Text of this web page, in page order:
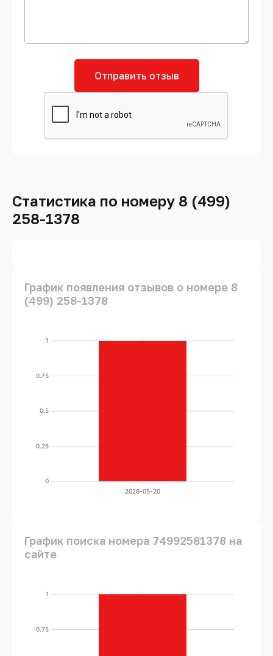
Отправить отзыв
Статистика по номеру 8 (499)
258-1378
График появления отзывов о номере 8
(499) 258-1378
0
0.25
0.5
0.75
1
2026-05-20
График поиска номера 74992581378 на
сайте
0.75
1